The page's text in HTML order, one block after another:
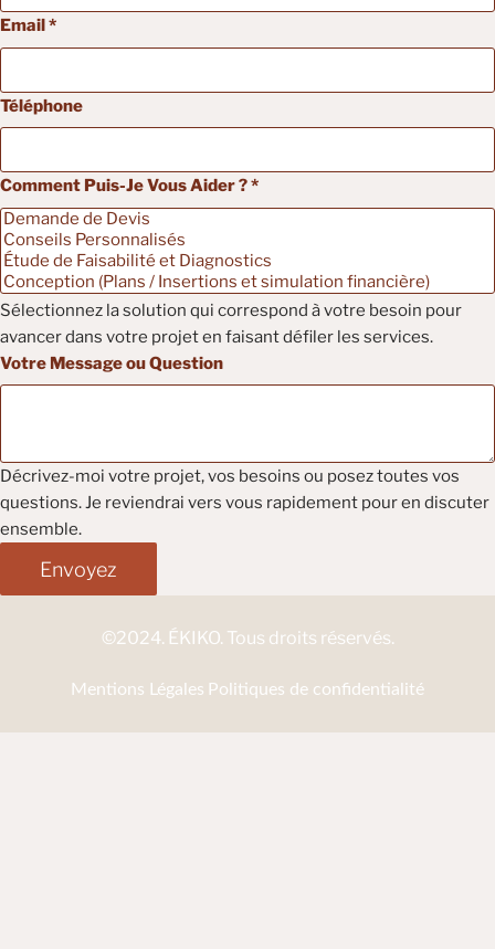
Email*
Téléphone
Téléphone
Aider
Comment Puis-Je Vous Aider ?*
Sélectionnez la solution qui correspond à votre besoin pour
avancer dans votre projet en faisant défiler les services.
Votre Message ou Question
Décrivez-moi votre projet, vos besoins ou posez toutes vos
questions. Je reviendrai vers vous rapidement pour en discuter
ensemble.
Envoyez
©2024. ÉKIKO. Tous droits réservés.
Mentions Légales Politiques de confidentialité